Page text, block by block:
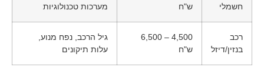
חשמלי
ש"ח
מערכות טכנולוגיות
רכב
בנזין/דיזל
4,500 – 6,500
ש"ח
גיל הרכב, נפח מנוע,
עלות תיקונים